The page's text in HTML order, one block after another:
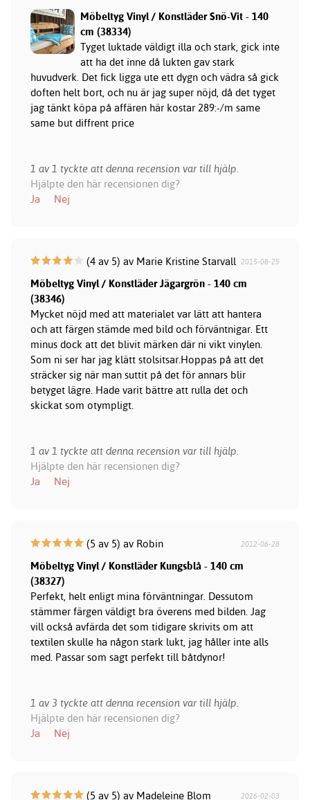
Möbeltyg Vinyl / Konstläder Snö-Vit - 140
cm (38334)
Tyget luktade väldigt illa och stark, gick inte
att ha det inne då lukten gav stark
huvudverk. Det fick ligga ute ett dygn och vädra så gick
doften helt bort, och nu är jag super nöjd, då det tyget
jag tänkt köpa på affären här kostar 289:-/m same
same but diffrent price
1 av 1 tyckte att denna recension var till hjälp.
Hjälpte den här recensionen dig?
Ja
Nej
(4 av 5) av Marie Kristine Starvall 2015-08-25
Möbeltyg Vinyl / Konstläder Jägargrön - 140 cm
(38346)
Mycket nöjd med att materialet var lätt att hantera
och att färgen stämde med bild och förväntnigar. Ett
minus dock att det blivit märken där ni vikt vinylen.
Som ni ser har jag klätt stolsitsar.Hoppas på att det
sträcker sig när man suttit på det för annars blir
betyget lägre. Hade varit bättre att rulla det och
skickat som otympligt.
1 av 1 tyckte att denna recension var till hjälp.
Hjälpte den här recensionen dig?
Ja
Nej
(5 av 5) av Robin 2012-06-28
Möbeltyg Vinyl / Konstläder Kungsblå - 140 cm
(38327)
Perfekt, helt enligt mina förväntningar. Dessutom
stämmer färgen väldigt bra överens med bilden. Jag
vill också avfärda det som tidigare skrivits om att
textilen skulle ha någon stark lukt, jag håller inte alls
med. Passar som sagt perfekt till båtdynor!
1 av 3 tyckte att denna recension var till hjälp.
Hjälpte den här recensionen dig?
Ja
Nej
(5 av 5) av Madeleine Blom 2026-02-03